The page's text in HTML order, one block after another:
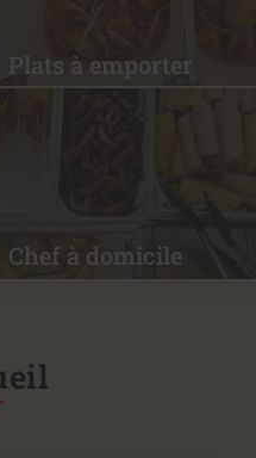
Plats à emporter
Chef à domicile